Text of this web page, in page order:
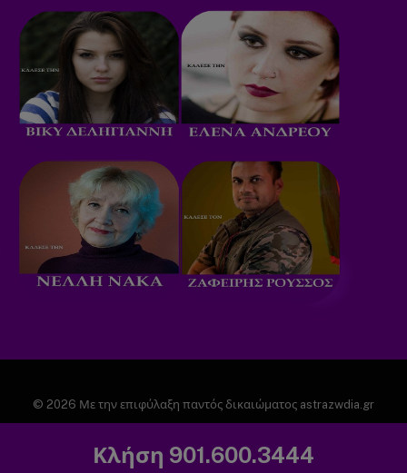
© 2026 Με την επιφύλαξη παντός δικαιώματος astrazwdia.gr
Κλήση 901.600.3444